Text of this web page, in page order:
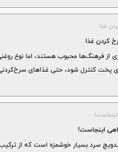
غذا
کردن غذا
از فرهنگ‌ها محبوب هستند، اما نوع
پخت کنترل شود، حتی غذاهای
اینجاست!
سرد بسیار خوشمزه است که از